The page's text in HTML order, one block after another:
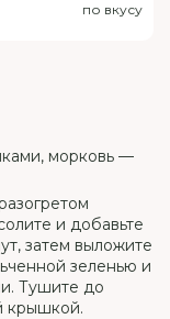
по вкусу
морковь —
и добавьте
затем выложите
зеленью и
Тушите до
крышкой.